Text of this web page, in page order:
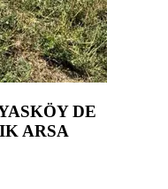
DE
ARSA